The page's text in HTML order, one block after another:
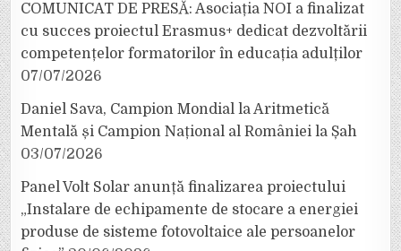
COMUNICAT DE PRESĂ: Asociația NOI a finalizat
cu succes proiectul Erasmus+ dedicat dezvoltării
competențelor formatorilor în educația adulților
07/07/2026
Daniel Sava, Campion Mondial la Aritmetică
Mentală și Campion Național al României la Șah
03/07/2026
Panel Volt Solar anunță finalizarea proiectului
„Instalare de echipamente de stocare a energiei
produse de sisteme fotovoltaice ale persoanelor